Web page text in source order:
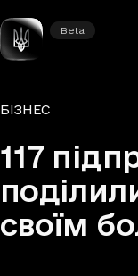
Beta
Beta
ГОЛОВНА
Рубрики
БІЗНЕС
117
своїм